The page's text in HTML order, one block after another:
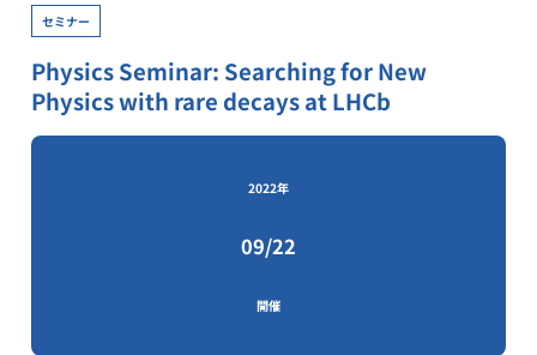
セミナー
Physics Seminar: Searching for New
Physics with rare decays at LHCb
2022年
09/22
開催